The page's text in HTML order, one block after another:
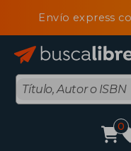
Envío express
0